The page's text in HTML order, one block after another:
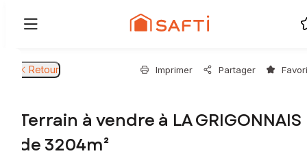
Retour Imprimer Partager
Terrain à vendre à LA GRIGONNAIS
de 3204m²